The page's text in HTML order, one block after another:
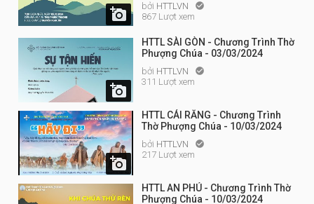
 bởi HTTLVN 
867 Lượt xem

HTTL SÀI GÒN - Chương Trình Thờ
Phượng Chúa - 03/03/2024
bởi HTTLVN 
311 Lượt xem

HTTL CÁI RĂNG - Chương Trình
Thờ Phượng Chúa - 10/03/2024
bởi HTTLVN 
217 Lượt xem
HTTL AN PHÚ - Chương Trình Thờ
Phượng Chúa - 10/03/2024